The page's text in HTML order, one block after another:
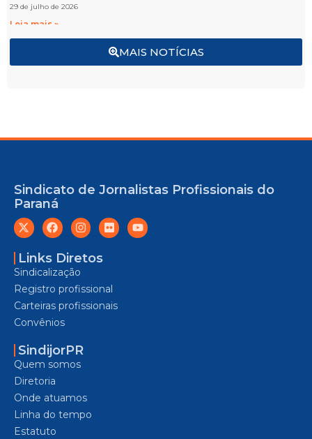
MAIS NOTÍCIAS
29 de julho de 2026
Leia mais »
Sindicato de Jornalistas Profissionais do
Paraná
Links Diretos
Sindicalização
Registro profissional
Carteiras profissionais
Convênios
SindijorPR
Quem somos
Diretoria
Onde atuamos
Linha do tempo
Estatuto